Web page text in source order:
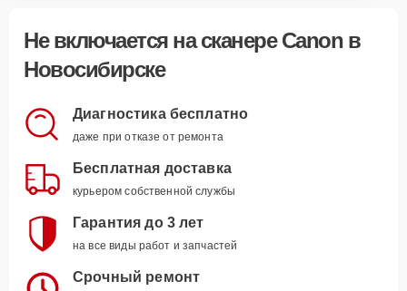
Не включаетсяна сканере Canon в
Новосибирске
Диагностика бесплатно
даже при отказе от ремонта
Бесплатная доставка
курьером собственной службы
Гарантия до 3 лет
на все виды работ и запчастей
Срочный ремонт